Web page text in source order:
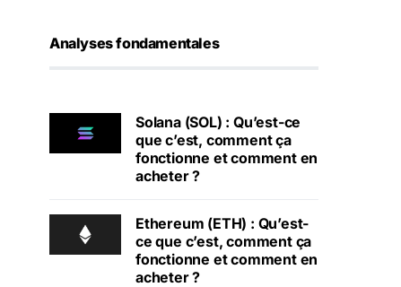
Analyses fondamentales
Solana (SOL) : Qu’est-ce
que c’est, comment ça
fonctionne et comment en
acheter ?
Ethereum (ETH) : Qu’est-
ce que c’est, comment ça
fonctionne et comment en
acheter ?